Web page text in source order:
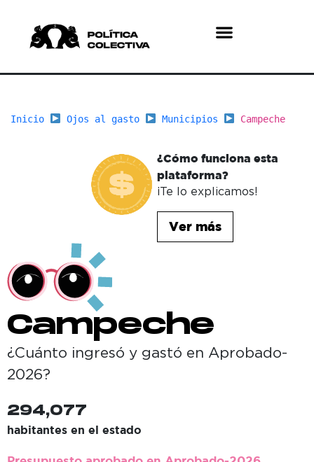
Inicio Ojos al gasto Municipios Campeche
¿Cómo funciona esta
plataforma?
¡Te lo explicamos!
Ver más
Campeche
¿Cuánto ingresó y gastó en Aprobado-
2026?
294,077
habitantes en el estado